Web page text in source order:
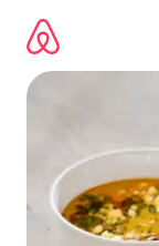
para
conteúdo